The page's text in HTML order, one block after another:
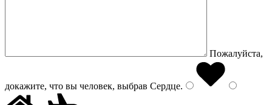
Пожалуйста,
докажите, что вы человек, выбрав Сердце.